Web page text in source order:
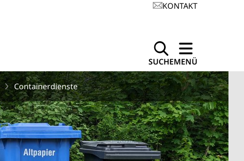
KONTAKT
SUCHEMENÜ
Containerdienste